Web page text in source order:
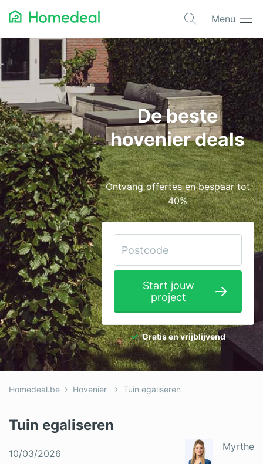
Menu
Populaire projecten
Aannemer
Airco
Alarmsystemen
Architect
Asbest
Bestrating
Cv-ketels
Dakwerken
Elektricien
Gevelwerken
Glas
Hekwerken
Hovenier
Isolatie
Loodgieter
De beste
hovenier deals
Ontvang offertes en bespaar tot
40%
Start jouw
project
Gratis en vrijblijvend
Homedeal.be Hovenier Tuin egaliseren
Tuin egaliseren
10/03/2026
Myrthe